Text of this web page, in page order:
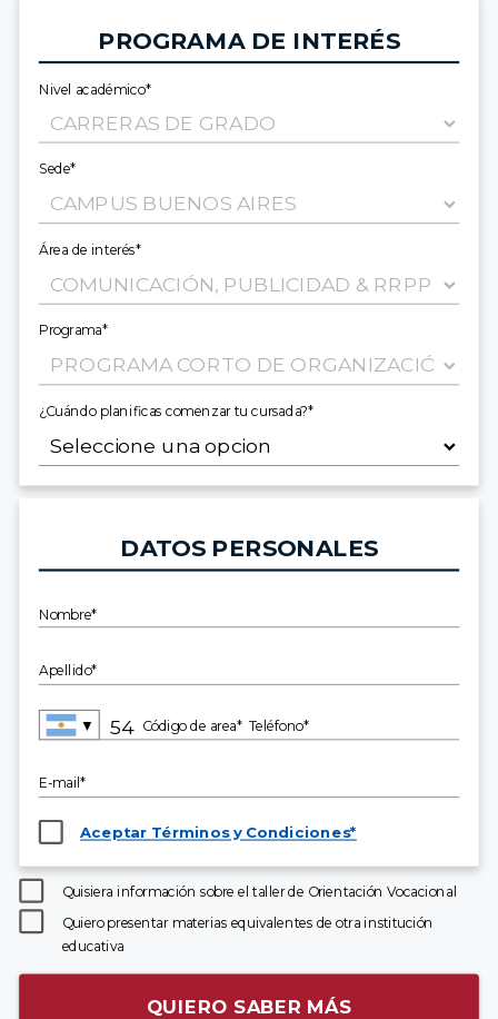
PROGRAMA DE INTERÉS
Nivel académico*
Sede*
Área de interés*
Programa*
¿Cuándo planificas comenzar tu cursada?*
DATOS PERSONALES
Nombre*
Apellido*
▼ Código de area* Teléfono*
E-mail*
Aceptar Términos y Condiciones*
Quisiera información sobre el taller de Orientación Vocacional
Quiero presentar materias equivalentes de otra institución
educativa
QUIERO SABER MÁS